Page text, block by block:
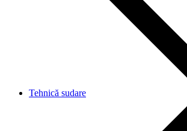
Tehnică sudare